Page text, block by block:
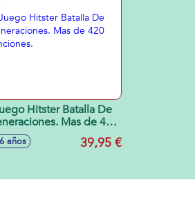
Hitster Batalla De
Mas de 420
canciones.
años 39,95 €